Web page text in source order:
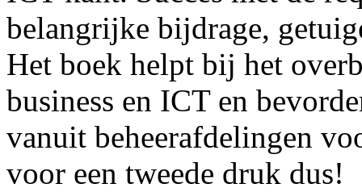
belangrijke bijdrage,
Het boek helpt bij het
business en ICT en
vanuit beheerafdelingen
voor een tweede druk dus!